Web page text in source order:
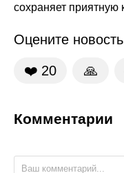
сохраняет приятную
Оцените новость
❤️ 20 🙏
Комментарии